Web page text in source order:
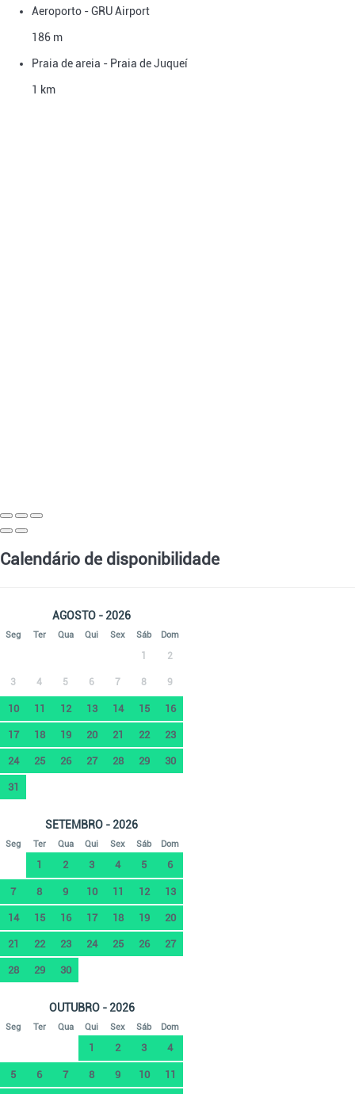
Aeroporto - GRU Airport
186 m
Praia de areia - Praia de Juqueí
1 km
Calendário de disponibilidade
AGOSTO - 2026
Seg Ter Qua Qui Sex Sáb Dom
1 2
3 4 5 6 7 8 9
10 11 12 13 14 15 16
17 18 19 20 21 22 23
24 25 26 27 28 29 30
31
SETEMBRO - 2026
Seg Ter Qua Qui Sex Sáb Dom
1 2 3 4 5 6
7 8 9 10 11 12 13
14 15 16 17 18 19 20
21 22 23 24 25 26 27
28 29 30
OUTUBRO - 2026
Seg Ter Qua Qui Sex Sáb Dom
1 2 3 4
5 6 7 8 9 10 11